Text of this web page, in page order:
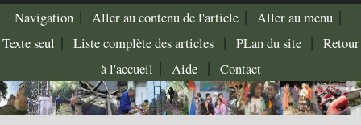
Navigation| Aller au contenu de l'article| Aller au menu|
Texte seul | Liste complète des articles| PLan du site | Retour
à l'accueil | Aide| Contact